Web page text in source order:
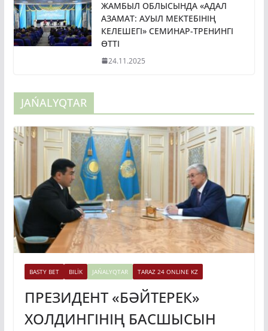
ЖАМБЫЛ ОБЛЫСЫНДА «АДАЛ
АЗАМАТ: АУЫЛ МЕКТЕБІНІҢ
КЕЛЕШЕГІ» СЕМИНАР-ТРЕНИНГІ
ӨТТІ
24.11.2025
JAŃALYQTAR
BASTY BET BILİK JAŃALYQTAR TARAZ 24 ONLINE KZ
ПРЕЗИДЕНТ «БӘЙТЕРЕК»
ХОЛДИНГІНІҢ БАСШЫСЫН